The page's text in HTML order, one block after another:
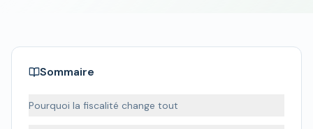
Sommaire
Pourquoi la fiscalité change tout